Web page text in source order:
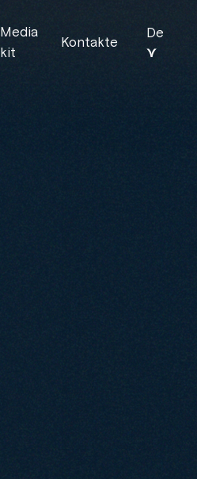
Media
kit
Kontakte
De
⋎